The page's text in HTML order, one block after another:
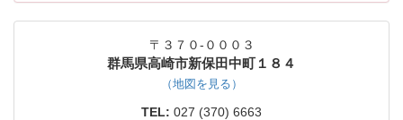
〒３７０-０００３
群馬県高崎市新保田中町１８４
（地図を見る）
TEL: 027 (370) 6663